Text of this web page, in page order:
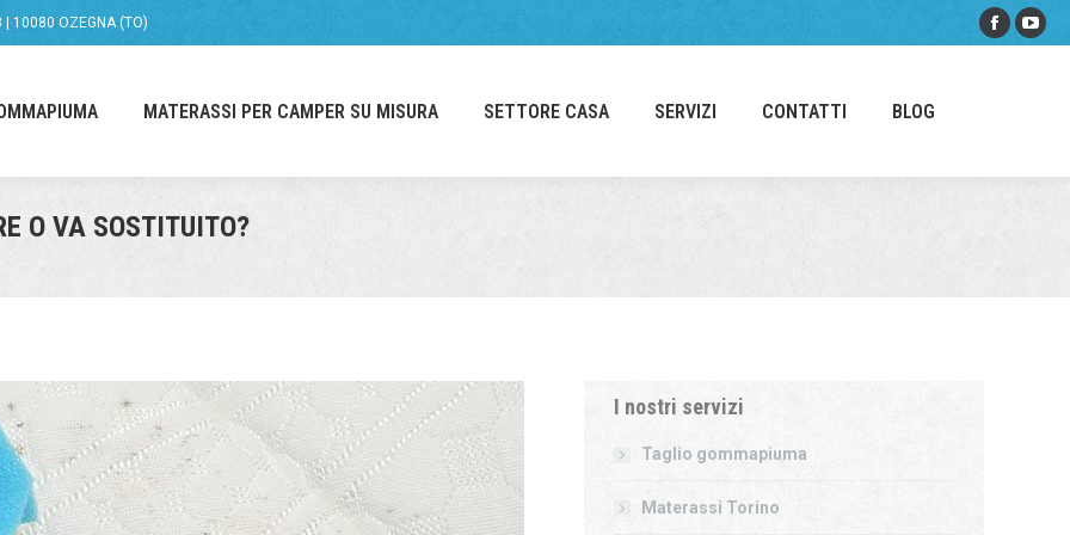
| 10080 OZEGNA (TO)
MATERASSI PER CAMPER SU MISURA SETTORE CASA SERVIZI CONTATTI BLOG
O VA SOSTITUITO?
I nostri servizi
Taglio gommapiuma
Materassi Torino